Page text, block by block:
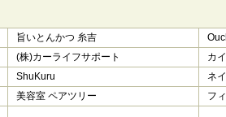
旨いとんかつ 糸吉
(株)カーライフサポート
カ
ShuKuru
ネ
美容室 ペアツリー
フ